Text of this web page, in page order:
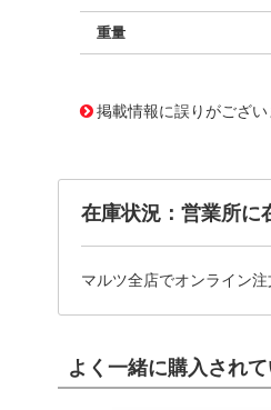
重量
掲載情報に誤りがござ
在庫状況：営業所に
マルツ全店でオンライン
よく一緒に購入され